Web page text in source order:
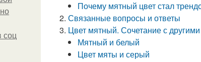
соц
Почему мятный цвет стал
Связанные вопросы и ответы
Цвет мятный. Сочетание с
Мятный и белый
Цвет мяты и серый